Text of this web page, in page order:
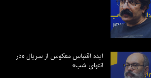
ایده اقتباس معکوس از سریال «در
انتهای شب»